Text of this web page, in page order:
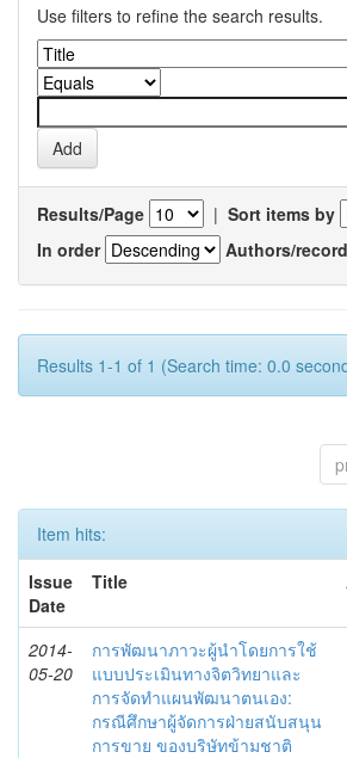
Use filters to refine the search results.
Results/Page | Sort items by
In order
Authors/record
Results 1-1 of 1 (Search time: 0.0
Item hits:
Issue
Date
Title
2014-
05-20
การพัฒนาภาวะผู้นำโดยการใช้
แบบประเมินทางจิตวิทยาและ
การจัดทำแผนพัฒนาตนเอง:
กรณีศึกษาผู้จัดการฝ่ายสนับสนุน
การขาย ของบริษัทข้ามชาติ